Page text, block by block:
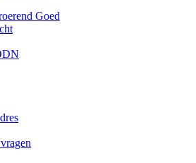
Goed